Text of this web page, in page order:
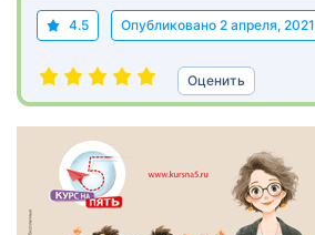
4.5 Опубликовано 2 апреля, 2021
Оценить